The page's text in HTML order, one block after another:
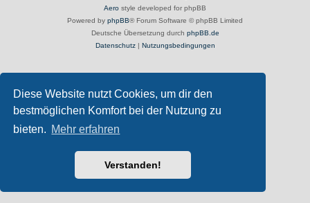
Diese Website nutzt Cookies, um dir den
bestmöglichen Komfort bei der Nutzung zu
bieten. Mehr erfahren
Verstanden!
Aero style developed for phpBB
Powered by phpBB® Forum Software © phpBB Limited
Deutsche Übersetzung durch phpBB.de
Datenschutz| Nutzungsbedingungen